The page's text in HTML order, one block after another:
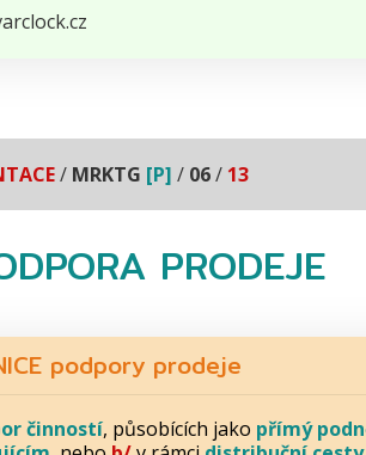
/ MRKTG [P] / 06/ 13
PRODEJE
podpory prodeje
činností, působících jako přímý